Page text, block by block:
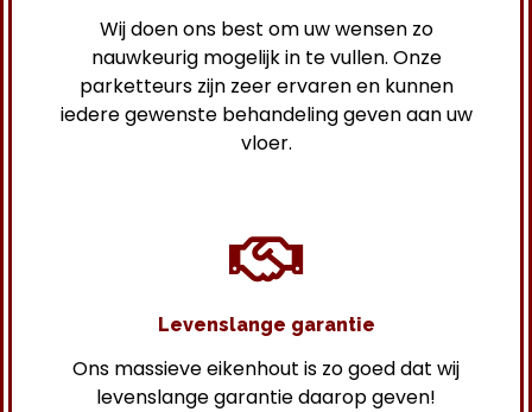
Wij doen ons best om uw wensen zo
nauwkeurig mogelijk in te vullen. Onze
parketteurs zijn zeer ervaren en kunnen
iedere gewenste behandeling geven aan uw
vloer.
Levenslange garantie
Ons massieve eikenhout is zo goed dat wij
levenslange garantie daarop geven!